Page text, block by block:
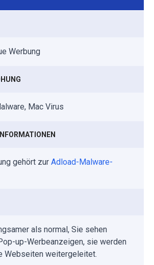
Werbung
Mac Virus
gehört zur Adload-Malware-
als normal, Sie sehen
up-Werbeanzeigen, sie werden
Webseiten weitergeleitet.